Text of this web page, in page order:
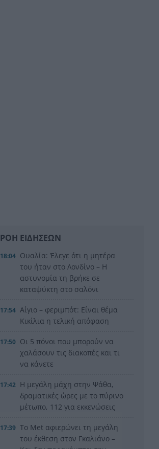
ΡΟΗ ΕΙΔΗΣΕΩΝ
18:04 Ουαλία: Έλεγε ότι η μητέρα
του ήταν στο Λονδίνο – Η
αστυνομία τη βρήκε σε
καταψύκτη στο σαλόνι
17:54 Αίγιο – φεριμπότ: Είναι θέμα
Κικίλια η τελική απόφαση
17:50 Οι 5 πόνοι που μπορούν να
χαλάσουν τις διακοπές και τι
να κάνετε
17:42 Η μεγάλη μάχη στην Ψάθα,
δραματικές ώρες με το πύρινο
μέτωπο, 112 για εκκενώσεις
17:39 Το Met αφιερώνει τη μεγάλη
του έκθεση στον Γκαλιάνο –